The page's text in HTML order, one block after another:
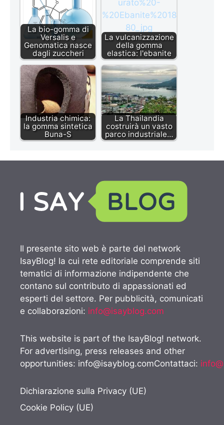
La bio-gomma di
Versalis e
Genomatica nasce
dagli zuccheri
La vulcanizzazione
della gomma
elastica: l'ebanite
Industria chimica:
la gomma sintetica
Buna-S
La Thailandia
costruirà un vasto
parco industriale…
Il presente sito web è parte del network
IsayBlog! la cui rete editoriale comprende siti
tematici di informazione indipendente che
contano sul contributo di appassionati ed
esperti del settore. Per pubblicità, comunicati
e collaborazioni: info@isayblog.com
This website is part of the IsayBlog! network.
For advertising, press releases and other
opportunities: info@isayblog.comContattaci:
Dichiarazione sulla Privacy (UE)
Cookie Policy (UE)